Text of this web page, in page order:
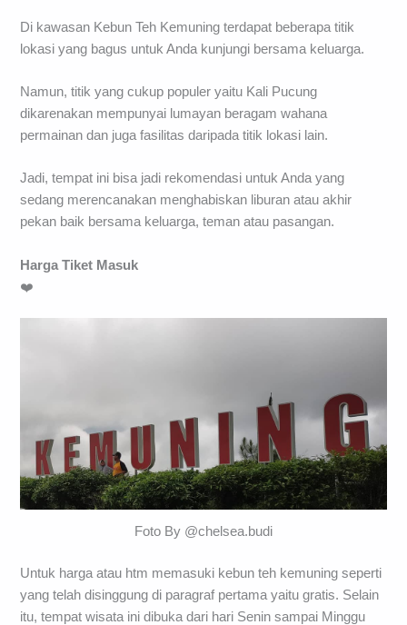
Di kawasan Kebun Teh Kemuning terdapat beberapa titik
lokasi yang bagus untuk Anda kunjungi bersama keluarga.
Namun, titik yang cukup populer yaitu Kali Pucung
dikarenakan mempunyai lumayan beragam wahana
permainan dan juga fasilitas daripada titik lokasi lain.
Jadi, tempat ini bisa jadi rekomendasi untuk Anda yang
sedang merencanakan menghabiskan liburan atau akhir
pekan baik bersama keluarga, teman atau pasangan.
Harga Tiket Masuk
❤️
Foto By @chelsea.budi
Untuk harga atau htm memasuki kebun teh kemuning seperti
yang telah disinggung di paragraf pertama yaitu gratis. Selain
itu, tempat wisata ini dibuka dari hari Senin sampai Minggu